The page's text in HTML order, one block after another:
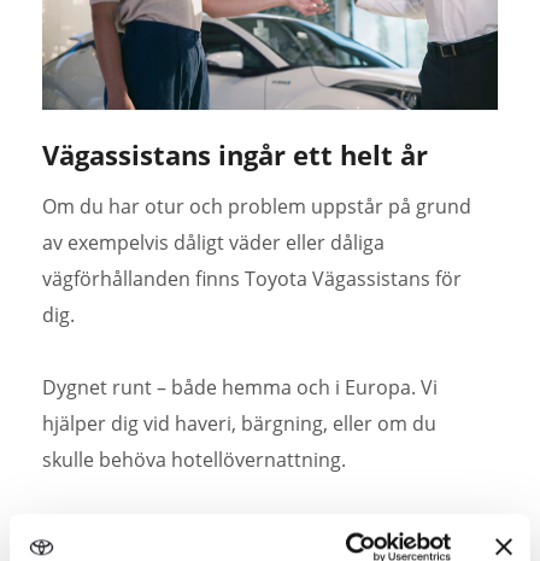
Vägassistans ingår ett helt år
Om du har otur och problem uppstår på grund
av exempelvis dåligt väder eller dåliga
vägförhållanden finns Toyota Vägassistans för
dig.
Dygnet runt – både hemma och i Europa. Vi
hjälper dig vid haveri, bärgning, eller om du
skulle behöva hotellövernattning.